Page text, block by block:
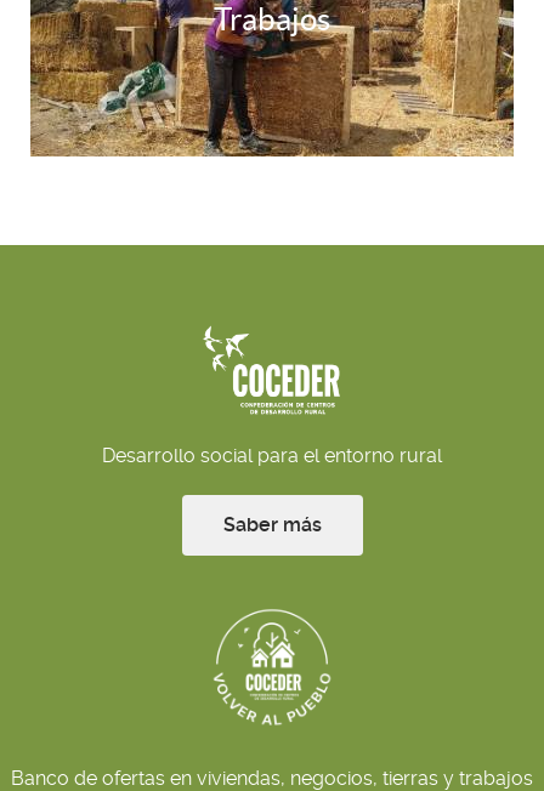
Trabajos
Desarrollo social para el entorno rural
Saber más
Banco de ofertas en viviendas, negocios, tierras y trabajos